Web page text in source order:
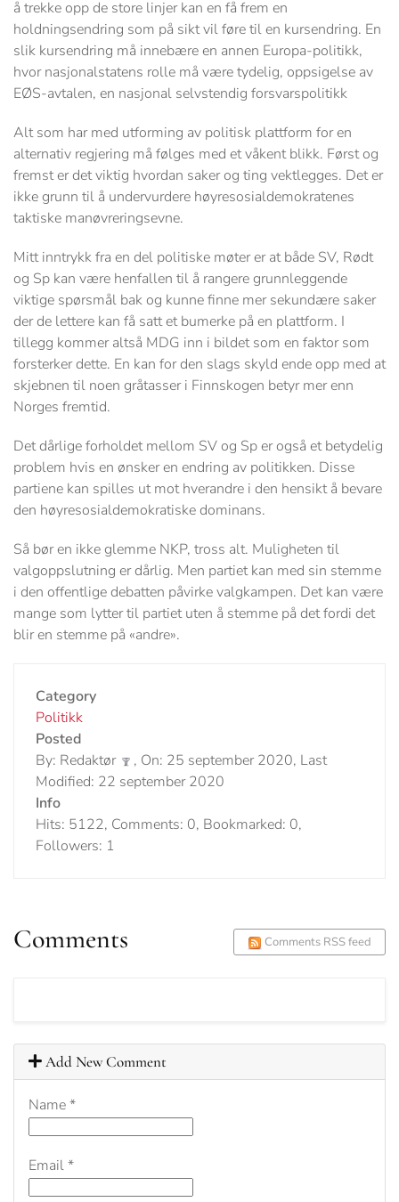
å trekke opp de store linjer kan en få frem en
holdningsendring som på sikt vil føre til en kursendring. En
slik kursendring må innebære en annen Europa-politikk,
hvor nasjonalstatens rolle må være tydelig, oppsigelse av
EØS-avtalen, en nasjonal selvstendig forsvarspolitikk
Alt som har med utforming av politisk plattform for en
alternativ regjering må følges med et våkent blikk. Først og
fremst er det viktig hvordan saker og ting vektlegges. Det er
ikke grunn til å undervurdere høyresosialdemokratenes
taktiske manøvreringsevne.
Mitt inntrykk fra en del politiske møter er at både SV, Rødt
og Sp kan være henfallen til å rangere grunnleggende
viktige spørsmål bak og kunne finne mer sekundære saker
der de lettere kan få satt et bumerke på en plattform. I
tillegg kommer altså MDG inn i bildet som en faktor som
forsterker dette. En kan for den slags skyld ende opp med at
skjebnen til noen gråtasser i Finnskogen betyr mer enn
Norges fremtid.
Det dårlige forholdet mellom SV og Sp er også et betydelig
problem hvis en ønsker en endring av politikken. Disse
partiene kan spilles ut mot hverandre i den hensikt å bevare
den høyresosialdemokratiske dominans.
Så bør en ikke glemme NKP, tross alt. Muligheten til
valgoppslutning er dårlig. Men partiet kan med sin stemme
i den offentlige debatten påvirke valgkampen. Det kan være
mange som lytter til partiet uten å stemme på det fordi det
blir en stemme på «andre».
Category
Politikk
Posted
By: Redaktør
, On: 25 september 2020, Last
Modified: 22 september 2020
Info
Hits: 5122, Comments: 0, Bookmarked: 0,
Followers: 1
Comments RSS feed
Comments
Add New Comment
Name*
Email*